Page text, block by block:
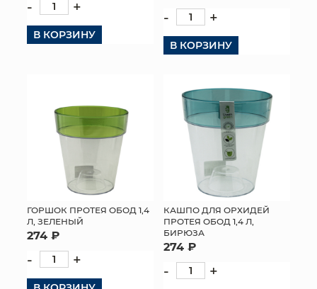
ОПТОВЫМ КЛИЕНТАМ
ДОСТАВКА И ОПЛАТА
- +
В КОРЗИНУ
- +
В КОРЗИНУ
ГОРШОК ПРОТЕЯ ОБОД 1,4
Л, ЗЕЛЕНЫЙ
274 ₽
- +
КАШПО ДЛЯ ОРХИДЕЙ
ПРОТЕЯ ОБОД 1,4 Л,
БИРЮЗА
274 ₽
- +